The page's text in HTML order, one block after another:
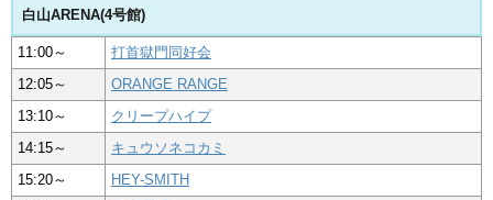
白山ARENA(4号館)
11:00～
打首獄門同好会
12:05～
ORANGE RANGE
13:10～
クリープハイプ
14:15～
キュウソネコカミ
15:20～
HEY-SMITH